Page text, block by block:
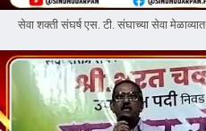
सेवा शक्ती संघर्ष एस. टी. संघाच्या सेवा